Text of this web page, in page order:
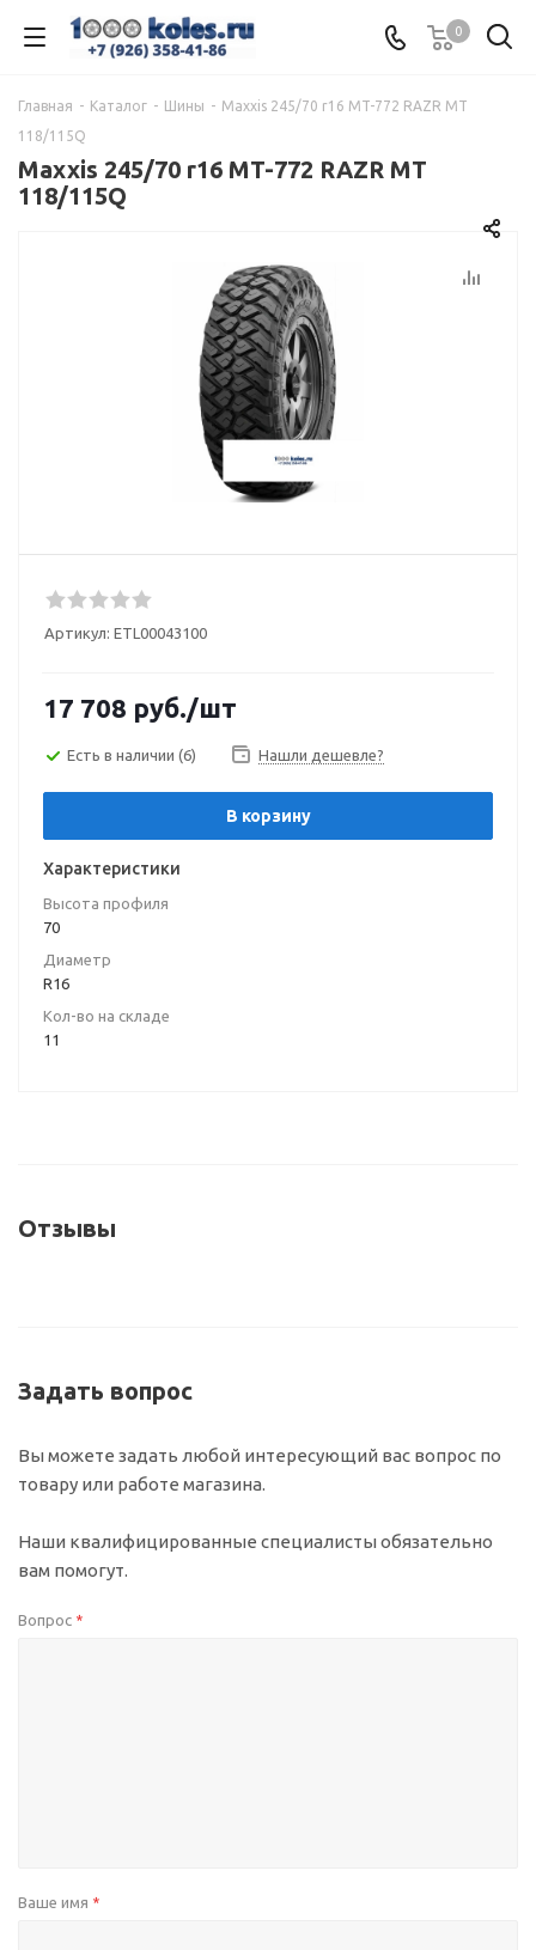
0
Главная - Каталог - Шины - Maxxis 245/70 r16 MT-772 RAZR MT
118/115Q
Maxxis 245/70 r16 MT-772 RAZR MT
118/115Q
Артикул: ETL00043100
17 708 руб./шт
Есть в наличии (6) Нашли дешевле?
В корзину
Характеристики
Высота профиля
70
Диаметр
R16
Кол-во на складе
11
Отзывы
Задать вопрос
Вы можете задать любой интересующий вас вопрос по
товару или работе магазина.
Наши квалифицированные специалисты обязательно
вам помогут.
Вопрос *
Ваше имя *